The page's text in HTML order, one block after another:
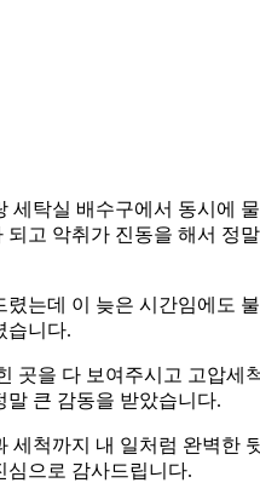
세탁실 배수구에서 동시에
고 악취가 진동을 해서 정말
는데 이 늦은 시간임에도
습니다.
곳을 다 보여주시고 고압세
큰 감동을 받았습니다.
세척까지 내 일처럼 완벽한
심으로 감사드립니다.